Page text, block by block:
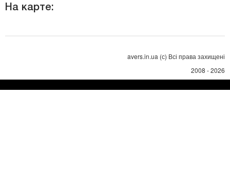
На карте:
avers.in.ua (с) Всі права захищені
2008 - 2026